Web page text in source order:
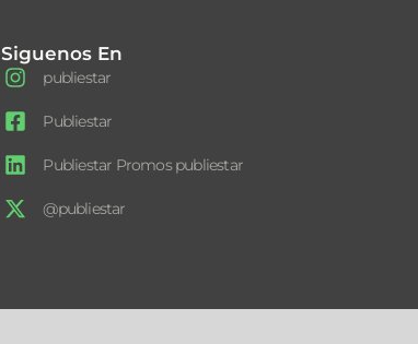
Siguenos En
publiestar
Publiestar
Publiestar Promos publiestar
@publiestar